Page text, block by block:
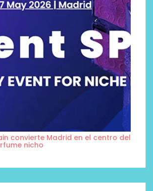
convierte Madrid en el centro del
nicho